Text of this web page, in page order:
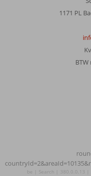
1171 PL
BTW
be | Search | 380.0.0.13 |